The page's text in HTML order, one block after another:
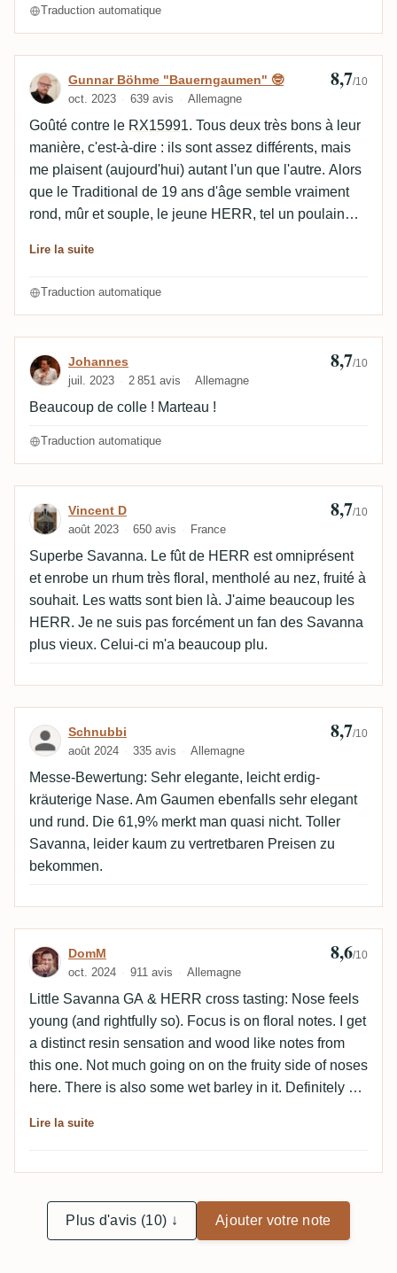
belles notes de caramel et de pâtisseries.
Traduction automatique
Avis de Gunnar Böhme "Bauerngaumen"
Gunnar Böhme "Bauerngaumen" 🤓
oct. 2023 639 avis Allemagne
8,7/10
Goûté contre le RX15991. Tous deux très bons à leur
manière, c'est-à-dire : ils sont assez différents, mais
me plaisent (aujourd'hui) autant l'un que l'autre. Alors
que le Traditional de 19 ans d'âge semble vraiment
rond, mûr et souple, le jeune HERR, tel un poulain
directions, d'abord parfumé et sucré, puis fumé, et
maquereau. Face au HERR Japan Tribute 1 (
sauvage et son effet de reconnaissance.
Lire la suite
Traduction automatique
Avis de Johannes
Johannes
juil. 2023 2 851 avis Allemagne
8,7/10
Beaucoup de colle ! Marteau !
Traduction automatique
Avis de Vincent D
Vincent D
août 2023 650 avis France
8,7/10
Superbe Savanna. Le fût de HERR est omniprésent
et enrobe un rhum très floral, mentholé au nez, fruité à
souhait. Les watts sont bien là. J'aime beaucoup les
HERR. Je ne suis pas forcément un fan des Savanna
plus vieux. Celui-ci m'a beaucoup plu.
Avis de Schnubbi
Schnubbi
août 2024 335 avis Allemagne
8,7/10
Messe-Bewertung: Sehr elegante, leicht erdig-
kräuterige Nase. Am Gaumen ebenfalls sehr elegant
und rund. Die 61,9% merkt man quasi nicht. Toller
Savanna, leider kaum zu vertretbaren Preisen zu
bekommen.
Avis de DomM
DomM
oct. 2024 911 avis Allemagne
8,6/10
Little Savanna GA & HERR cross tasting: Nose feels
young (and rightfully so). Focus is on floral notes. I get
a distinct resin sensation and wood like notes from
this one. Not much going on on the fruity side of noses
here. There is also some wet barley in it. Definitely an
as well. Sweeter than expected for me. Intense (and
resin and flowery notes again. Truely a special
animal.
Lire la suite
Plus d'avis (10) ↓ Ajouter votre note